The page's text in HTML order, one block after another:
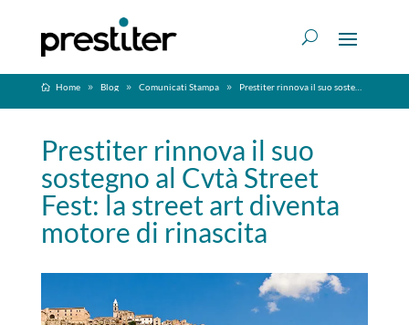
Home Blog Comunicati Stampa Prestiter rinnova il suo sostegno al Cvtà Street Fest: la street art diventa motore di rinascita
Prestiter rinnova il suo
sostegno al Cvtà Street
Fest: la street art diventa
motore di rinascita